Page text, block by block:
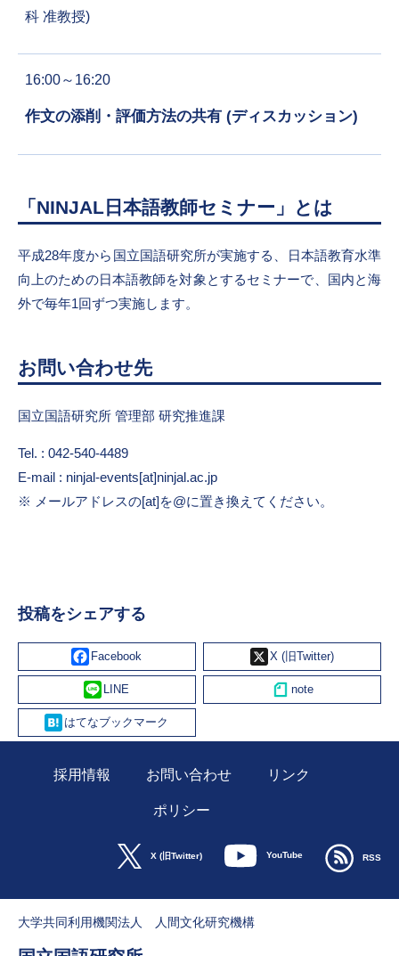
科 准教授)
16:00～16:20
作文の添削・評価方法の共有 (ディスカッション)
「NINJAL日本語教師セミナー」とは
平成28年度から国立国語研究所が実施する、日本語教育水準
向上のための日本語教師を対象とするセミナーで、国内と海
外で毎年1回ずつ実施します。
お問い合わせ先
国立国語研究所 管理部 研究推進課
Tel. : 042-540-4489
E-mail : ninjal-events[at]ninjal.ac.jp
メールアドレスの[at]を@に置き換えてください。
投稿をシェアする
Facebook X
Line
Hatena
採用情報 お問い合わせ リンク
ポリシー
X (旧Twitter) YouTube RSS
大学共同利用機関法人 人間文化研究機構